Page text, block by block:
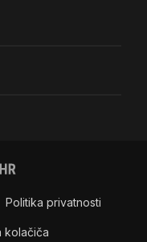
Politika privatnosti
kolačiča